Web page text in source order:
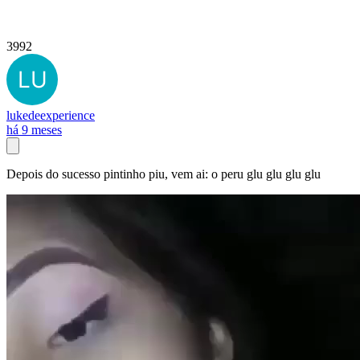
3992
lukedeexperience
há 9 meses
Depois do sucesso pintinho piu, vem ai: o peru glu glu glu glu